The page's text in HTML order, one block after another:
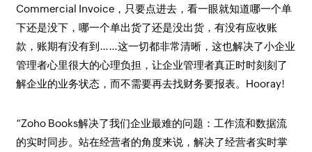
Commercial Invoice，只要点进去，看一眼就知道哪一个单
下还是没下，哪一个单出货了还是没出货，有没有应收账
款，账期有没有到……这一切都非常清晰，这也解决了小企业
管理者心里很大的心理负担，让企业管理者真正时时刻刻了
解企业的业务状态，而不需要再去找财务要报表。Hooray!
“Zoho Books解决了我们企业最难的问题：工作流和数据流
的实时同步。站在经营者的角度来说，解决了经营者实时掌